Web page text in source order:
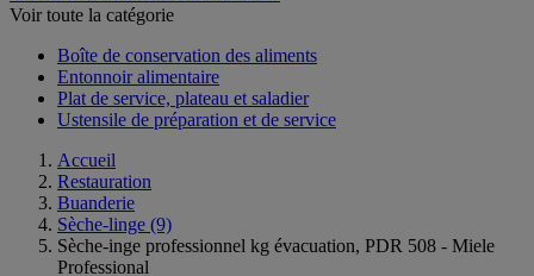
Service et conservation des aliments
Boîte de conservation des aliments
Entonnoir alimentaire
Plat de service, plateau et saladier
Accueil
Restauration
Buanderie
Sèche-linge (9)
Sèche-inge professionnel kg évacuation, PDR 508 - Miele